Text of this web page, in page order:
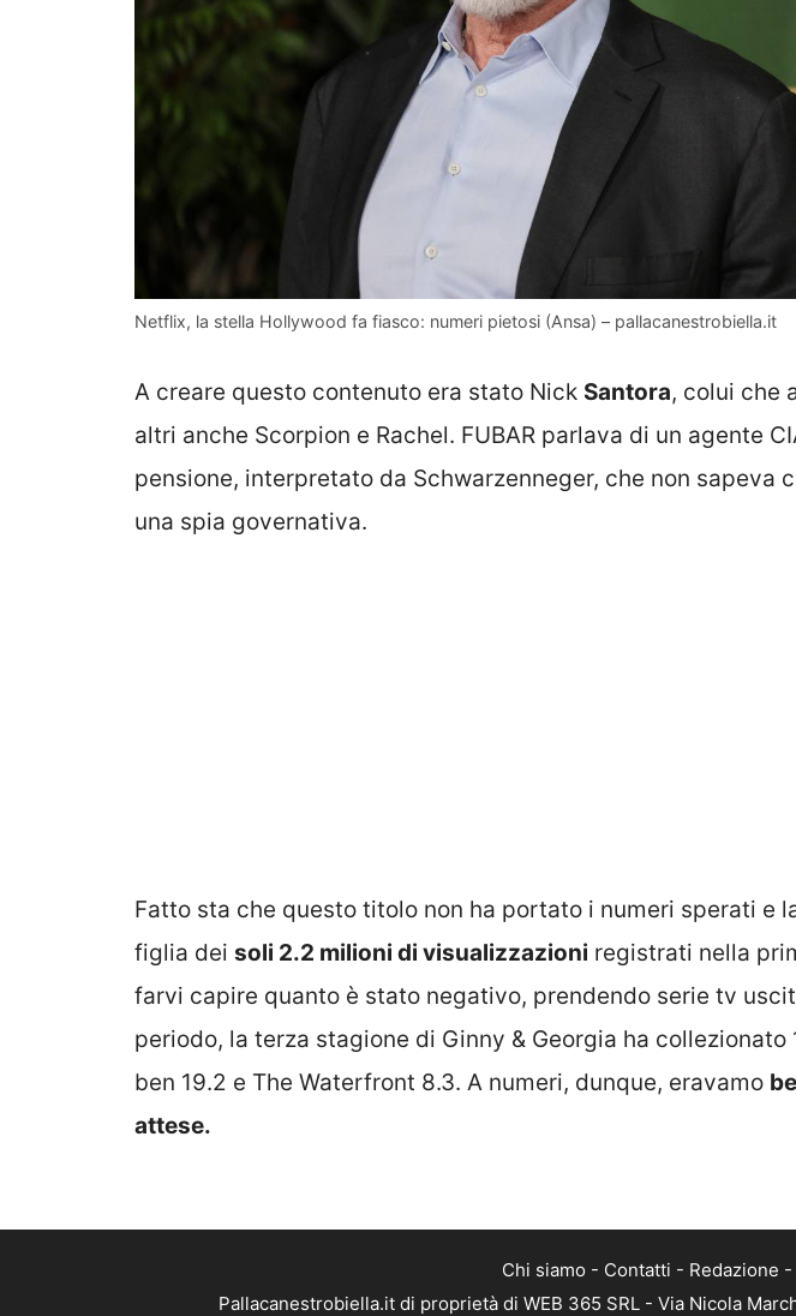
Netflix, la stella Hollywood fa fiasco: numeri pietosi (Ansa) – pallacanestrobiella.it
A creare questo contenuto era stato Nick Santora, colui che
altri anche Scorpion e Rachel. FUBAR parlava di un agente
pensione, interpretato da Schwarzenneger, che non sapeva
una spia governativa.
Fatto sta che questo titolo non ha portato i numeri sperati e
figlia dei soli 2.2 milioni di visualizzazioni registrati nella
farvi capire quanto è stato negativo, prendendo serie tv
periodo, la terza stagione di Ginny & Georgia ha collezionato
ben 19.2 e The Waterfront 8.3. A numeri, dunque, eravamo
attese.
Chi siamo - Contatti - Redazione -
Pallacanestrobiella.it di proprietà di WEB 365 SRL - Via Nicola